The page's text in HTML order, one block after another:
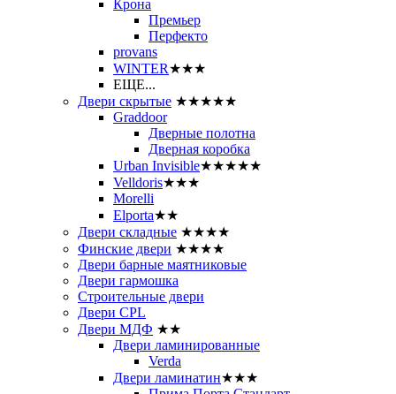
Крона
Премьер
Перфекто
provans
WINTER★★★
ЕЩЕ...
Двери скрытые ★★★★★
Graddoor
Дверные полотна
Дверная коробка
Urban Invisible★★★★★
Velldoris★★★
Morelli
Elporta★★
Двери складные ★★★★
Финские двери ★★★★
Двери барные маятниковые
Двери гармошка
Строительные двери
Двери CРL
Двери МДФ ★★
Двери ламинированные
Verda
Двери ламинатин★★★